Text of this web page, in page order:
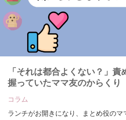
「それは都合よくない？」
握っていたママ友のからくり
コラム
ランチがお開きになり、まとめ役の